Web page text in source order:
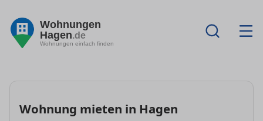
Wohnungen
Hagen.de
Wohnungen einfach finden
Wohnung mieten in Hagen